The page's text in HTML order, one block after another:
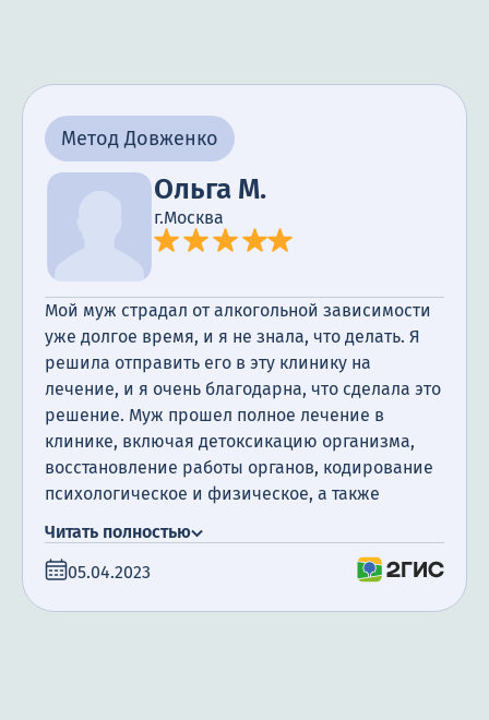
Метод Довженко
Ольга М.
г.Москва
Мой муж страдал от алкогольной зависимости
уже долгое время, и я не знала, что делать. Я
решила отправить его в эту клинику на
лечение, и я очень благодарна, что сделала это
решение. Муж прошел полное лечение в
клинике, включая детоксикацию организма,
восстановление работы органов, кодирование
психологическое и физическое, а также
благодарна за поддержку, которую мы
получили. Сегодня прошло уже полгода с того
Читать полностью
05.04.2023